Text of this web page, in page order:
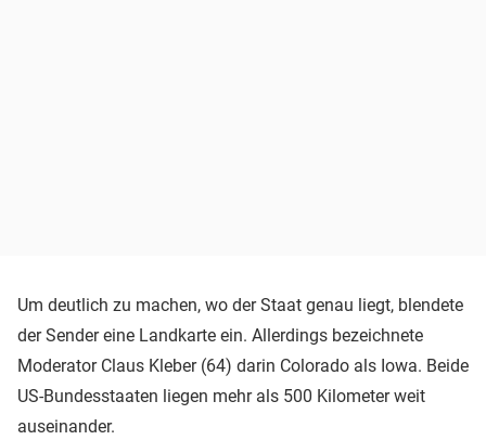
Um deutlich zu machen, wo der Staat genau liegt, blendete
der Sender eine Landkarte ein. Allerdings bezeichnete
Moderator Claus Kleber (64) darin Colorado als Iowa. Beide
US-Bundesstaaten liegen mehr als 500 Kilometer weit
auseinander.